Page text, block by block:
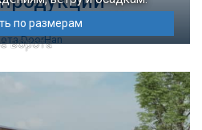
ворота
по размерам